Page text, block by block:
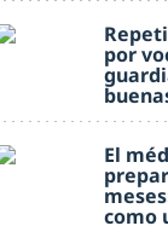
por
El
como